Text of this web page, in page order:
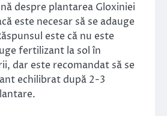
despre plantarea Gloxiniei
este necesar să se adauge
este că nu este
fertilizant la sol în
dar este recomandat să se
echilibrat după 2-3